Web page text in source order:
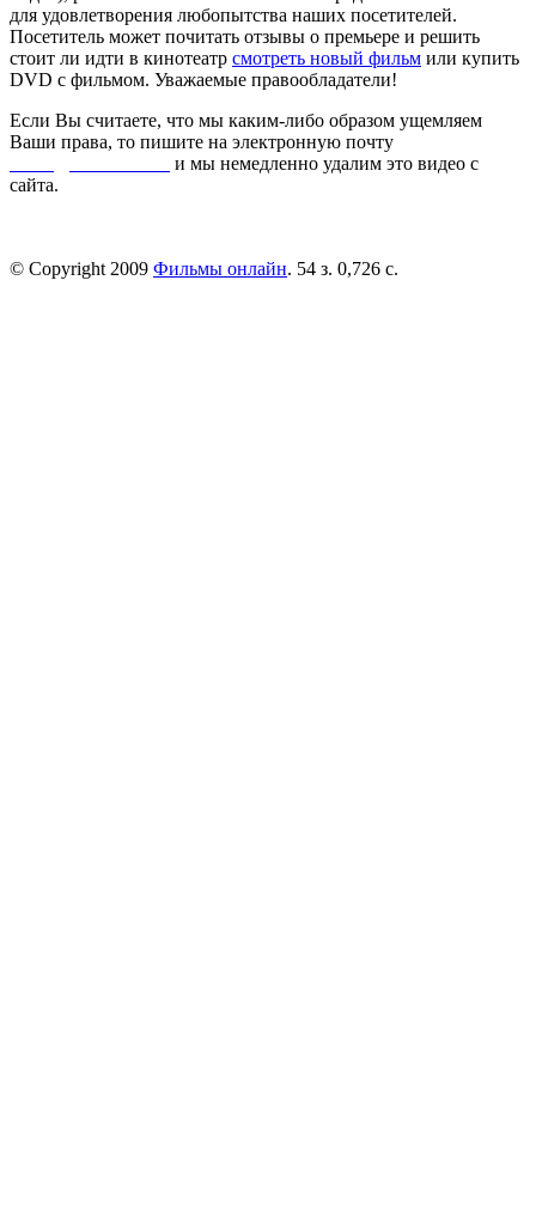
для удовлетворения любопытства наших посетителей.
Посетитель может почитать отзывы о премьере и решить
стоит ли идти в кинотеатр смотреть новый фильм или купить
DVD с фильмом. Уважаемые правообладатели!
Если Вы считаете, что мы каким-либо образом ущемляем
Ваши права, то пишите на электронную почту
и мы немедленно удалим это видео с
сайта.
© Copyright 2009 Фильмы онлайн. 54 з. 0,726 с.